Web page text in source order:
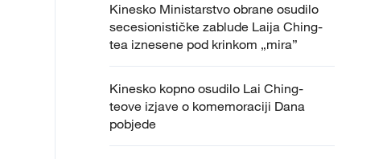
Kinesko Ministarstvo obrane osudilo
secesionističke zablude Laija Ching-
tea iznesene pod krinkom „mira”
Kinesko kopno osudilo Lai Ching-
teove izjave o komemoraciji Dana
pobjede